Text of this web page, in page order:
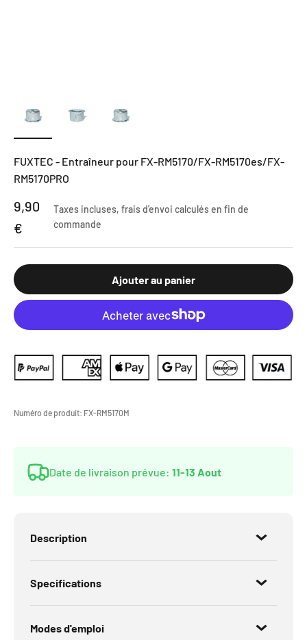
FUXTEC - Entraîneur pour FX-RM5170/FX-RM5170es/FX-
RM5170PRO
Prix de vente
9,90
€
Taxes incluses, frais d'envoi calculésen fin de
commande
Ajouter au panier
Numéro de produit: FX-RM5170M
Date de livraison prévue: 11-13 Aout
Description
Specifications
Modes d'emploi